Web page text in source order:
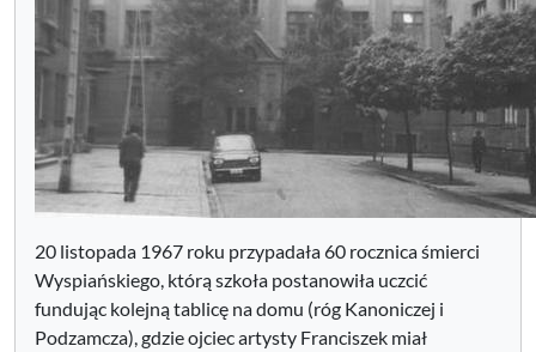
20 listopada 1967 roku przypadała 60 rocznica śmierci
Wyspiańskiego, którą szkoła postanowiła uczcić
fundując kolejną tablicę na domu (róg Kanoniczej i
Podzamcza), gdzie ojciec artysty Franciszek miał